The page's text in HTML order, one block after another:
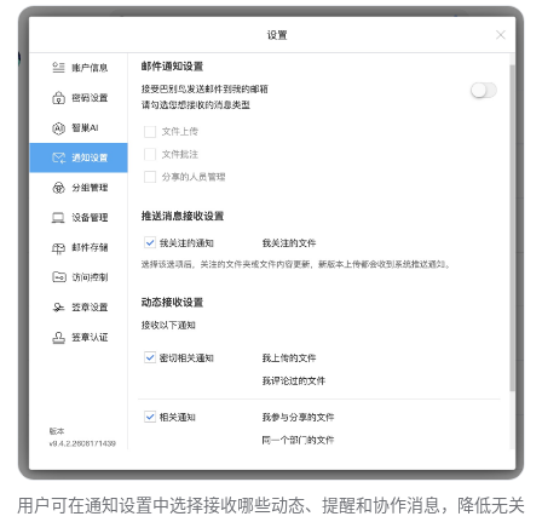
用户可在通知设置中选择接收哪些动态、提醒和协作消息，降低无关